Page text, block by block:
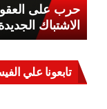
حرب على
الاشتباك الجديدة
تابعونا علي